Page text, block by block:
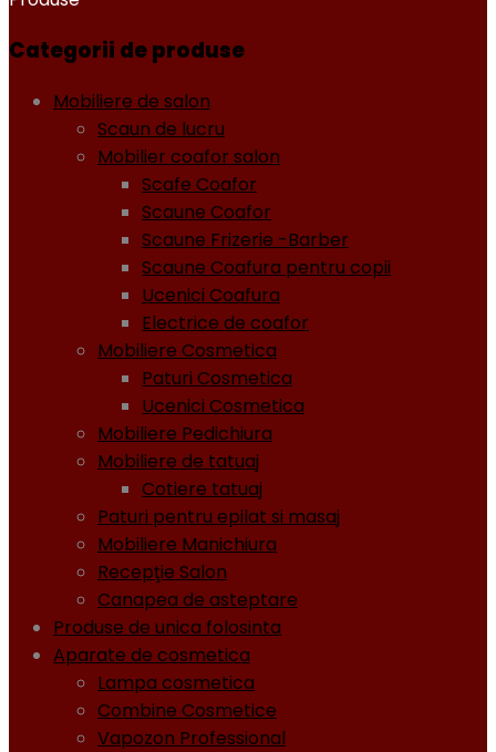
Categorii de produse
Mobiliere de salon
Scaun de lucru
Mobilier coafor salon
Scafe Coafor
Scaune Coafor
Scaune Frizerie -Barber
Scaune Coafura pentru copii
Ucenici Coafura
Electrice de coafor
Mobiliere Cosmetica
Paturi Cosmetica
Ucenici Cosmetica
Mobiliere Pedichiura
Mobiliere de tatuaj
Cotiere tatuaj
Paturi pentru epilat si masaj
Mobiliere Manichiura
Recepţie Salon
Canapea de asteptare
Produse de unica folosinta
Aparate de cosmetica
Lampa cosmetica
Combine Cosmetice
Vapozon Professional